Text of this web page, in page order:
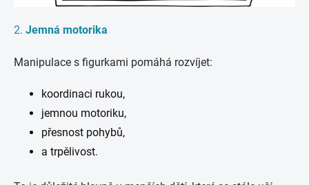
2. Jemná motorika
Manipulace s figurkami pomáhá rozvíjet:
koordinaci rukou,
jemnou motoriku,
přesnost pohybů,
a trpělivost.